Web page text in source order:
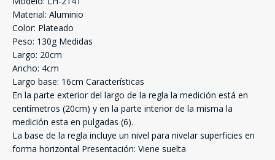
Material: Aluminio
Color: Plateado
Peso: 130g Medidas
Largo: 20cm
Ancho: 4cm
Largo base: 16cm Características
En la parte exterior del largo de la regla la medición está en
centímetros (20cm) y en la parte interior de la misma la
medición esta en pulgadas (6).
La base de la regla incluye un nivel para nivelar superficies en
forma horizontal Presentación: Viene suelta